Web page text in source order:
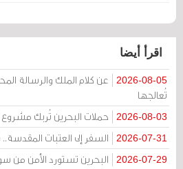
اقرأ أيضا
2026-08-05
عن كلام الملك والرسالة
تُعالجها
2026-08-03 حملات البحرين تُربك مشروع
2026-07-31 السفر إلى العتبات
2026-07-29 البحرين تستورد الأمن من